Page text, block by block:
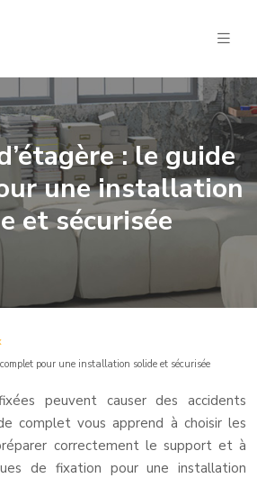
: le guide
une installation
et sécurisée
pour une installation solide et sécurisée
peuvent causer des accidents
complet vous apprend à choisir les
correctement le support et à
de fixation pour une installation